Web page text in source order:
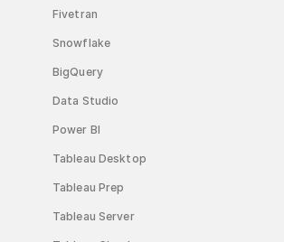
Fivetran
Snowflake
BigQuery
Data Studio
Power BI
Tableau Desktop
Tableau Prep
Tableau Server